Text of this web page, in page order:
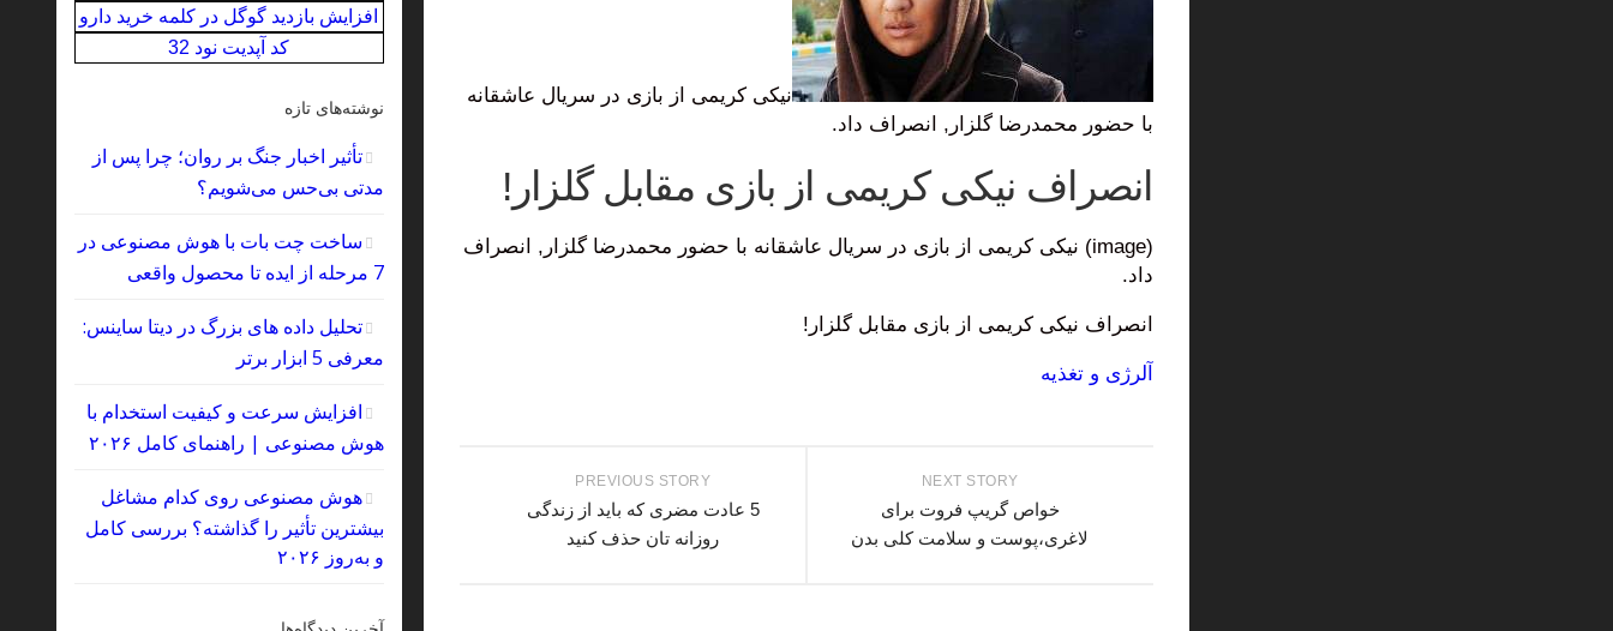
افزایش بازدید گوگل در کلمه خرید دارو
کد آپدیت نود 32
نوشته‌های تازه
تأثیر اخبار جنگ بر روان؛ چرا پس از
مدتی بی‌حس می‌شویم؟
ساخت چت‌ بات با هوش مصنوعی در
7 مرحله از ایده تا محصول واقعی
تحلیل داده‌ های بزرگ در دیتا ساینس:
معرفی 5 ابزار برتر
افزایش سرعت و کیفیت استخدام با
هوش مصنوعی | راهنمای کامل ۲۰۲۶
هوش مصنوعی روی کدام مشاغل
بیشترین تأثیر را گذاشته؟ بررسی کامل
و به‌روز ۲۰۲۶
نیکی کریمی از بازی در سریال عاشقانه
با حضور محمدرضا گلزار, انصراف داد.
انصراف نیکی کریمی از بازی مقابل گلزار!
(image) نیکی کریمی از بازی در سریال عاشقانه با حضور محمدرضا گلزار, انصراف
داد.
انصراف نیکی کریمی از بازی مقابل گلزار!
آلرژی و تغذیه
NEXT STORY
خواص گریپ فروت برای
لاغری،پوست و سلامت کلی بدن
PREVIOUS STORY
5 عادت مضری که باید از زندگی
روزانه تان حذف کنید